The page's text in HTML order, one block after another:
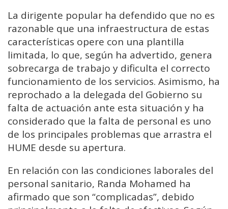
La dirigente popular ha defendido que no es
razonable que una infraestructura de estas
características opere con una plantilla
limitada, lo que, según ha advertido, genera
sobrecarga de trabajo y dificulta el correcto
funcionamiento de los servicios. Asimismo, ha
reprochado a la delegada del Gobierno su
falta de actuación ante esta situación y ha
considerado que la falta de personal es uno
de los principales problemas que arrastra el
HUME desde su apertura.
En relación con las condiciones laborales del
personal sanitario, Randa Mohamed ha
afirmado que son “complicadas”, debido